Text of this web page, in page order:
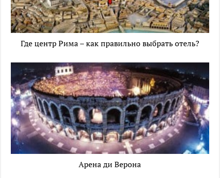
Где центр Рима – как правильно выбрать отель?
Арена ди Верона